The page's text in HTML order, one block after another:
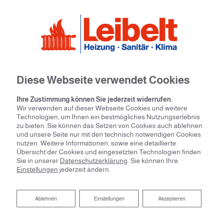
Ein starkes Team
Diese Webseite verwendet Cookies
Ihre Zustimmung können Sie jederzeit widerrufen.
Wir verwenden auf dieser Webseite Cookies und weitere
Technologien, um Ihnen ein bestmögliches Nutzungserlebnis
zu bieten. Sie können das Setzen von Cookies auch ablehnen
und unsere Seite nur mit den technisch notwendigen Cookies
nutzen. Weitere Informationen, sowie eine detaillierte
Übersicht der Cookies und eingesetzten Technologien finden
Sie in unserer Datenschutzerklärung . Sie können Ihre
Einstellungen jederzeit ändern.
Akzeptieren
Einstellungen
Ablehnen
Ablehnen